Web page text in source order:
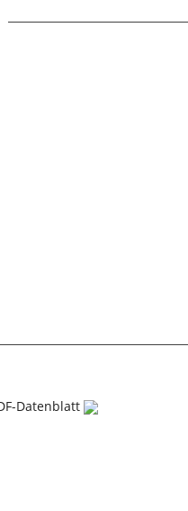
Datenblatt